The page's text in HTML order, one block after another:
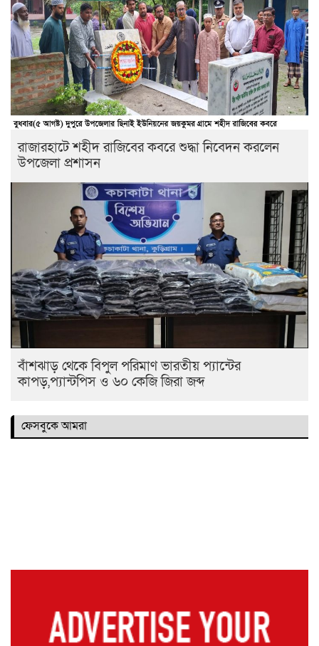
রাজারহাটে শহীদ রাজিবের কবরে শুদ্ধা নিবেদন করলেন
উপজেলা প্রশাসন
বাঁশঝাড় থেকে বিপুল পরিমাণ ভারতীয় প্যান্টের
কাপড়,প্যান্টপিস ও ৬০ কেজি জিরা জব্দ
ফেসবুকে আমরা